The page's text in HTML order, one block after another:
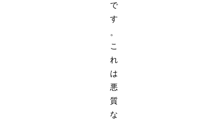
で
す
。
こ
れ
は
悪
質
な